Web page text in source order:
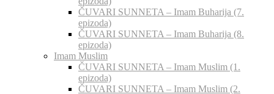
ČUVARI SUNNETA – Imam Buharija (7.
epizoda)
ČUVARI SUNNETA – Imam Buharija (8.
epizoda)
Imam Muslim
ČUVARI SUNNETA – Imam Muslim (1.
epizoda)
ČUVARI SUNNETA – Imam Muslim (2.